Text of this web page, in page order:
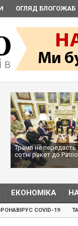
ОГЛЯД БЛОГОЖАБ
Трамп не передасть
сотні ракет до
...
ЕКОНОМІКА
COVID-19